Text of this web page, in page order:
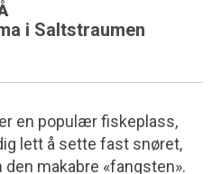
i Saltstraumen
en populær fiskeplass,
lett å sette fast snøret,
makabre «fangsten».